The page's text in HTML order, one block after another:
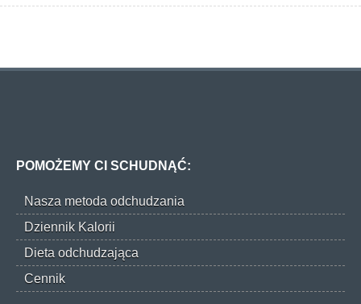
POMOŻEMY CI SCHUDNĄĆ:
Nasza metoda odchudzania
Dziennik Kalorii
Dieta odchudzająca
Cennik